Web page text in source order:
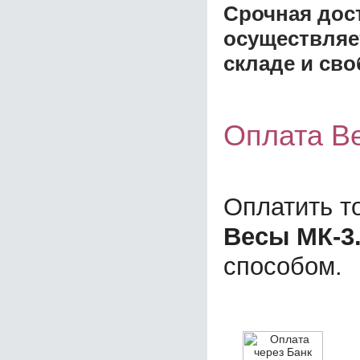
Срочная
складе и
Оплата
Оплатить
Весы МК-
способом.